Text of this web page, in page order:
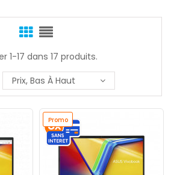
1-17 dans 17 produits.
Prix, Bas À Haut
Promo